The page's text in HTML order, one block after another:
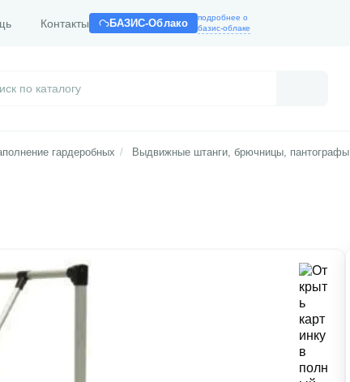
Контакты БАЗИС-Облако
подробнее о
базис-облаке
гардеробных / Выдвижные штанги, брючницы, пантографы